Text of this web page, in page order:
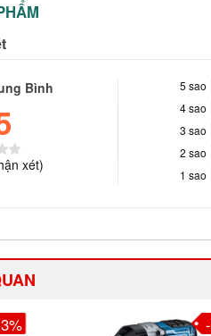
Bình
xét)
5 sao
4 sao
3 sao
2 sao
1 sao
-